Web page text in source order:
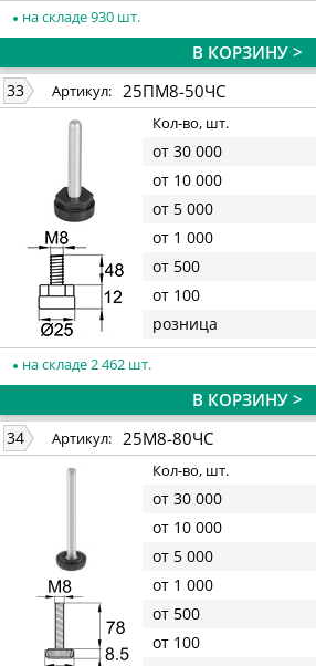
на складе 930 шт.
В КОРЗИНУ >
33 Артикул: 25ПМ8-50ЧС
Кол-во, шт.
от 30 000
от 10 000
от 5 000
от 1 000
от 500
от 100
розница
на складе 2 462 шт.
В КОРЗИНУ >
34 Артикул: 25М8-80ЧС
Кол-во, шт.
от 30 000
от 10 000
от 5 000
от 1 000
от 500
от 100